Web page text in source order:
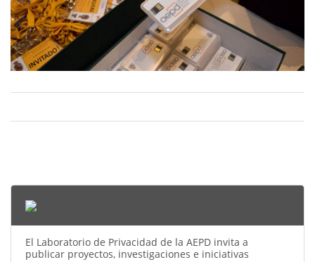
El Laboratorio de Privacidad de la AEPD invita a
publicar proyectos, investigaciones e iniciativas